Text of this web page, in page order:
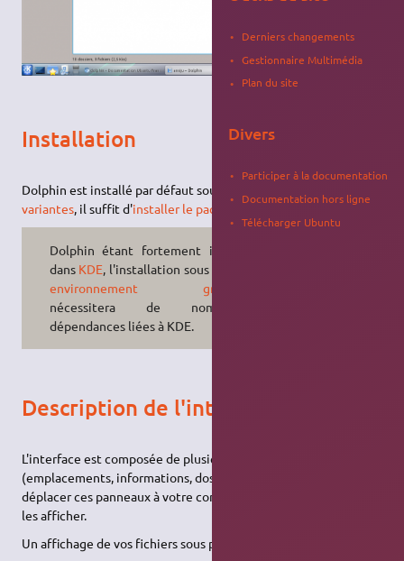
Installation
Dolphin est installé par défaut sous
variantes, il suffit d'installer le paquet
Dolphin étant fortement imbriqué
dans KDE, l'installation sous un autre
environnement graphique
nécessitera de nombreuses
dépendances liées à KDE.
Description de l'interface
L'interface est composée de plusieurs panneaux
(emplacements, informations, dossiers, terminal). Vous pouvez
déplacer ces panneaux à votre convenance, voire même ne plus
les afficher.
Un affichage de vos fichiers sous plusieurs formes est possible :
Derniers changements
Gestionnaire Multimédia
Plan du site
Divers
Participer à la documentation
Documentation hors ligne
Télécharger Ubuntu